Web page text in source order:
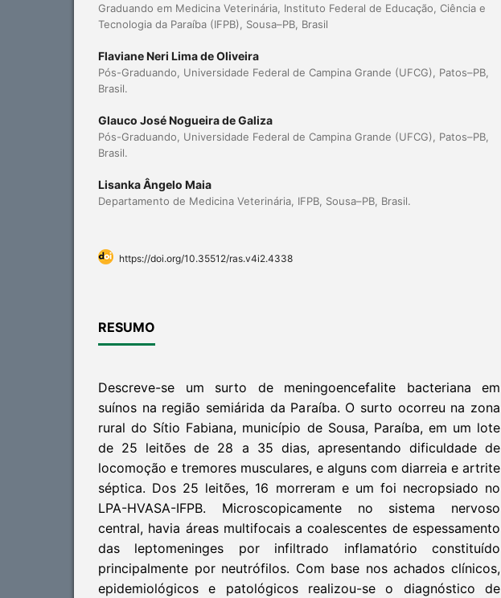
Graduando em Medicina Veterinária, Instituto Federal de Educação, Ciência e
Tecnologia da Paraíba (IFPB), Sousa–PB, Brasil
Flaviane Neri Lima de Oliveira
Pós-Graduando, Universidade Federal de Campina Grande (UFCG), Patos–PB,
Brasil.
Glauco José Nogueira de Galiza
Pós-Graduando, Universidade Federal de Campina Grande (UFCG), Patos–PB,
Brasil.
Lisanka Ângelo Maia
Departamento de Medicina Veterinária, IFPB, Sousa–PB, Brasil.
https://doi.org/10.35512/ras.v4i2.4338
RESUMO
Descreve-se um surto de meningoencefalite bacteriana em
suínos na região semiárida da Paraíba. O surto ocorreu na zona
rural do Sítio Fabiana, município de Sousa, Paraíba, em um lote
de 25 leitões de 28 a 35 dias, apresentando dificuldade de
locomoção e tremores musculares, e alguns com diarreia e artrite
séptica. Dos 25 leitões, 16 morreram e um foi necropsiado no
LPA-HVASA-IFPB. Microscopicamente no sistema nervoso
central, havia áreas multifocais a coalescentes de espessamento
das leptomeninges por infiltrado inflamatório constituído
principalmente por neutrófilos. Com base nos achados clínicos,
epidemiológicos e patológicos realizou-se o diagnóstico de